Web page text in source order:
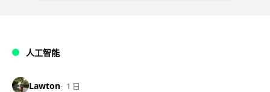
人工智能
Lawton 1 日